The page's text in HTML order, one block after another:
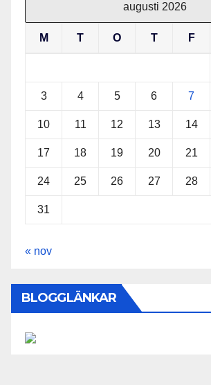
augusti 2026
M T O T F
3 4 5 6 7
10 11 12 13 14
17 18 19 20 21
24 25 26 27 28
31
« nov
BLOGGLÄNKAR